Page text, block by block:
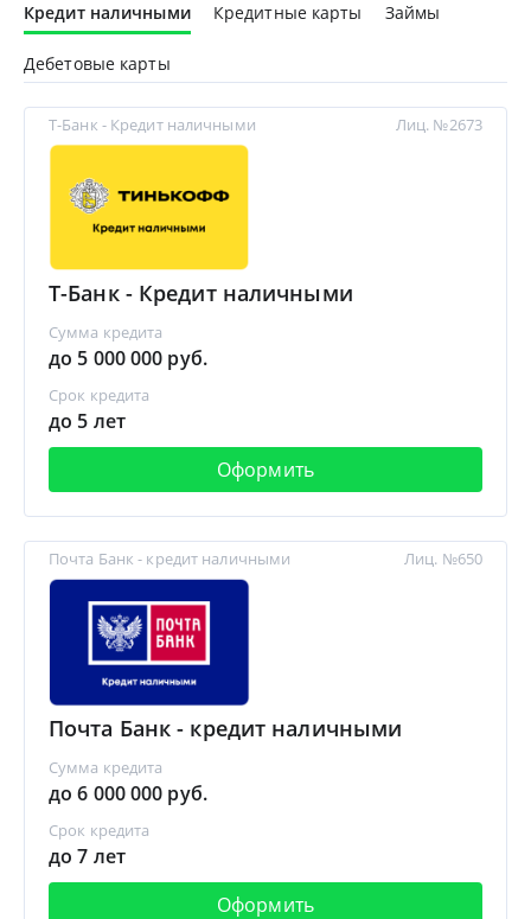
Кредит наличными Кредитные карты Займы
Дебетовые карты
Т-Банк - Кредит наличными
Т-Банк - Кредит наличными
Сумма кредита
до 5 000 000 руб.
Срок кредита
до 5 лет
Оформить
Лиц. №2673
Почта Банк - кредит наличными
Почта Банк - кредит наличными
Сумма кредита
до 6 000 000 руб.
Срок кредита
до 7 лет
Оформить
Лиц. №650